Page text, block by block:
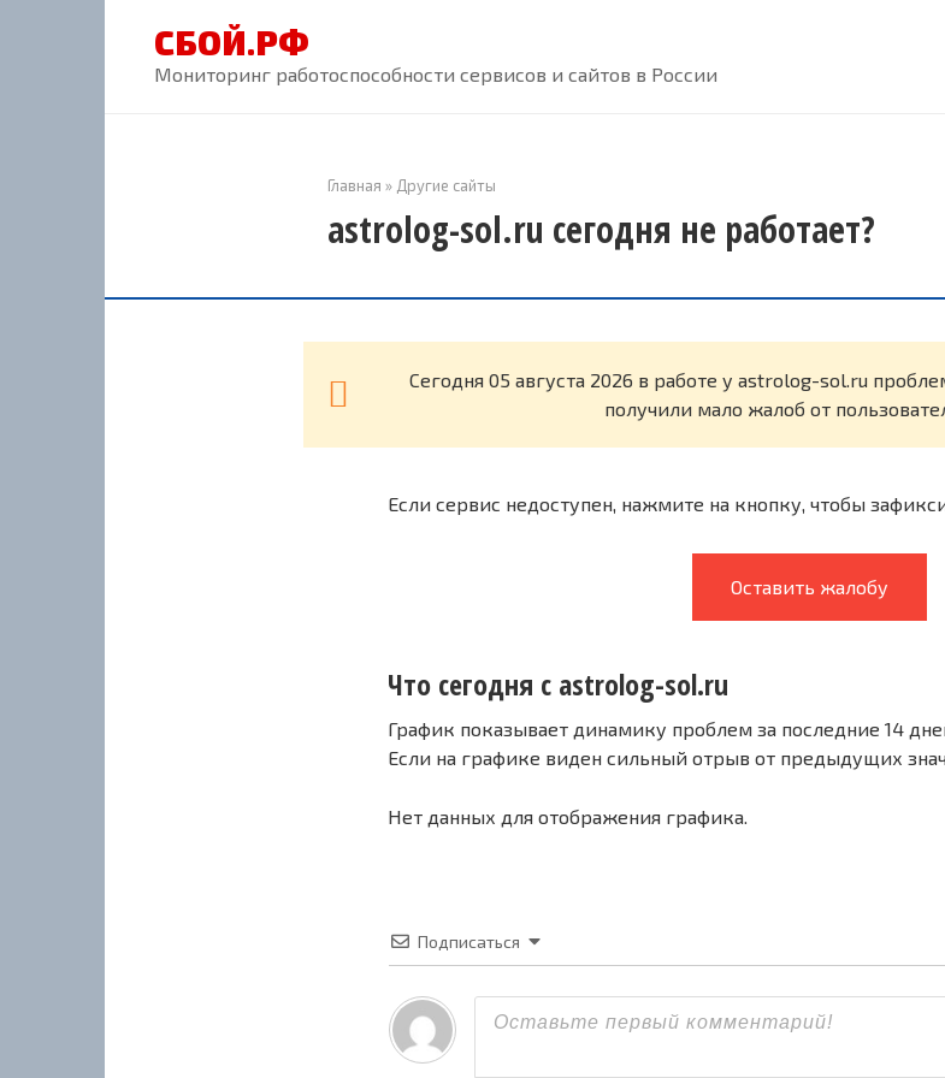
СБОЙ.РФ
Мониторинг работоспособности сервисов и сайтов в России
Главная » Другие сайты
astrolog-sol.ru сегодня не работает?
Cегодня 05 августа 2026 в работе у astrolog-sol.ru
получили мало жалоб от
Если сервис недоступен, нажмите на кнопку, чтобы
Оставить жалобу
Что сегодня с astrolog-sol.ru
График показывает динамику проблем за последние 14
Если на графике виден сильный отрыв от предыдущих
Нет данных для отображения графика.
Подписаться